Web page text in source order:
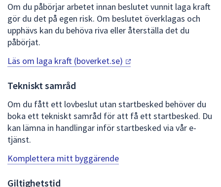
Om du påbörjar arbetet innan beslutet vunnit laga kraft
gör du det på egen risk. Om beslutet överklagas och
upphävs kan du behöva riva eller återställa det du
påbörjat.
Läs om laga kraft (boverket.se)
Tekniskt samråd
Om du fått ett lovbeslut utan startbesked behöver du
boka ett tekniskt samråd för att få ett startbesked. Du
kan lämna in handlingar inför startbesked via vår e-
tjänst.
Komplettera mitt byggärende
Giltighetstid